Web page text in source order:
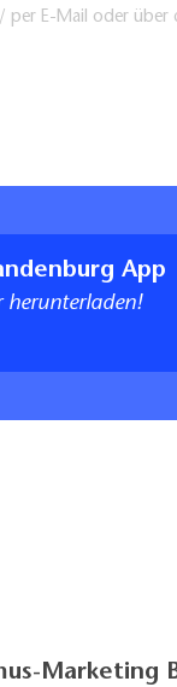
per E-Mail oder über
App
herunterladen!
Marketing